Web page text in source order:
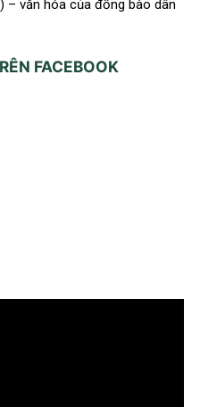
– văn hóa của đồng bào dân
FACEBOOK